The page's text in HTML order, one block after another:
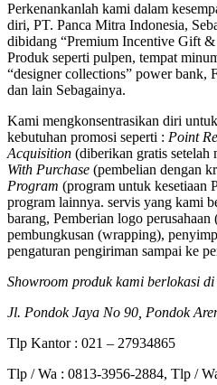
Perkenankanlah kami dalam
diri, PT. Panca Mitra Indonesia,
dibidang “Premium Incentive Gift
Produk seperti pulpen, tempat
“designer collections” power bank,
dan lain Sebagainya.
Kami mengkonsentrasikan diri
kebutuhan promosi seperti : Point
Acquisition (diberikan gratis setelah
With Purchase (pembelian dengan
Program (program untuk kesetiaan
program lainnya. servis yang kami
barang, Pemberian logo
pembungkusan (wrapping),
pengaturan pengiriman sampai ke
Showroom produk kami berlokasi di
Jl. Pondok Jaya No 90, Pondok
Tlp Kantor : 021 – 27934865
Tlp / Wa : 0813-3956-2884, Tlp /